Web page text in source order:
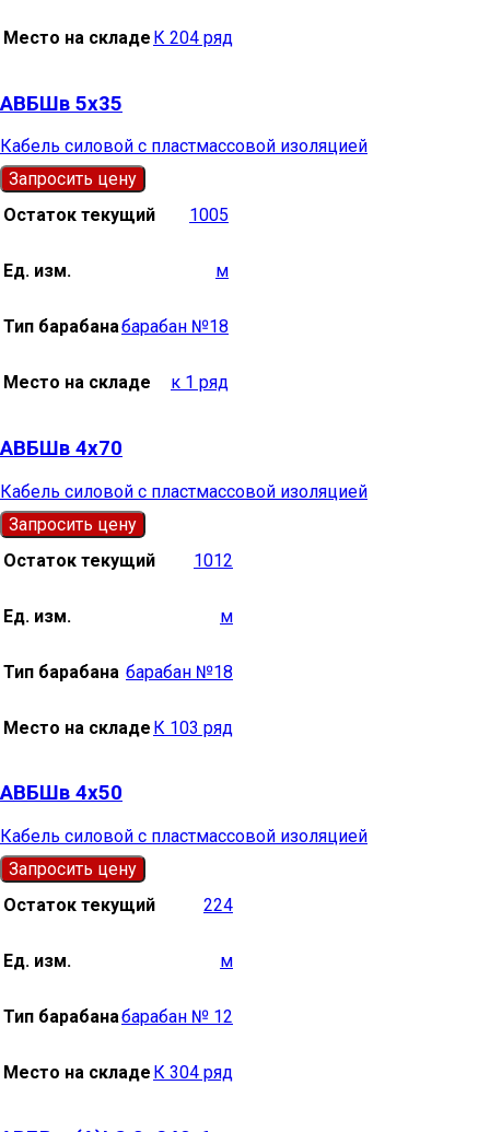
Место на складе К 204 ряд
АВБШв 5х35
Кабель силовой с пластмассовой изоляцией
Запросить цену
Остаток текущий
1005
Ед. изм. м
Тип барабанабарабан №18
Место на складе к 1 ряд
АВБШв 4х70
Кабель силовой с пластмассовой изоляцией
Запросить цену
Остаток текущий
1012
Ед. изм. м
Тип барабана барабан №18
Место на складе К 103 ряд
АВБШв 4х50
Кабель силовой с пластмассовой изоляцией
Запросить цену
Остаток текущий
224
Ед. изм. м
Тип барабанабарабан № 12
Место на складе К 304 ряд